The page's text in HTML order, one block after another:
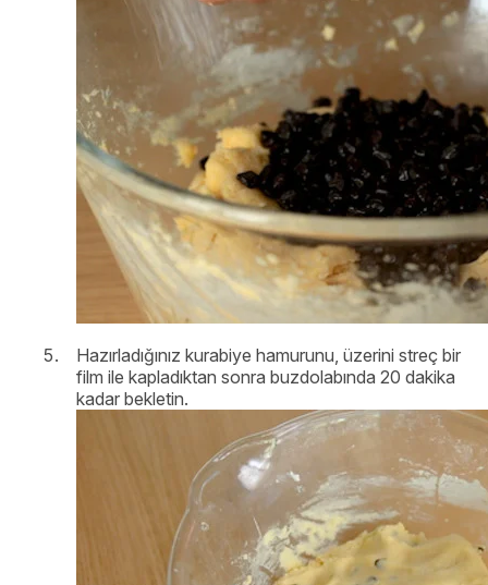
Hazırladığınız kurabiye hamurunu, üzerini streç bir
film ile kapladıktan sonra buzdolabında 20 dakika
kadar bekletin.